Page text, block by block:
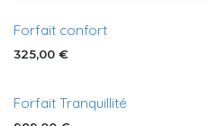
Forfait confort
325,00 €
Forfait Tranquillité